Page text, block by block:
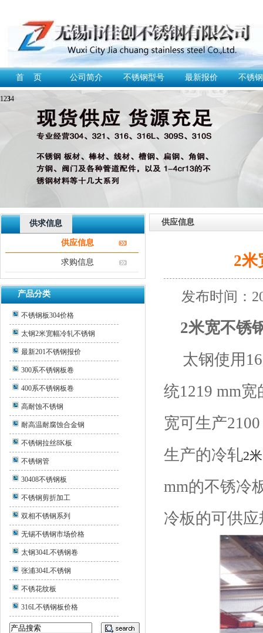
首 页 公司简介 不锈钢型号 最新报价 不锈
1234
供求信息
供应信息
求购信息
产品分类
不锈钢板304价格
太钢2米宽幅冷轧不锈钢
最新201不锈钢报价
300系不锈钢板卷
400系不锈钢板卷
高耐蚀不锈钢
耐高温耐腐蚀合金钢
不锈钢拉丝8K板
不锈钢管
30408不锈钢板
不锈钢剪折加工
双相不锈钢系列
无锡不锈钢市场价格
太钢304L不锈钢卷
张浦304L不锈钢
不锈花纹板
316L不锈钢板价格
供应信息
2米
发布时间：
2米宽不锈
太钢使用
统1219 mm宽
宽可生产
生产的冷轧2米
mm的不锈冷
冷板的可供